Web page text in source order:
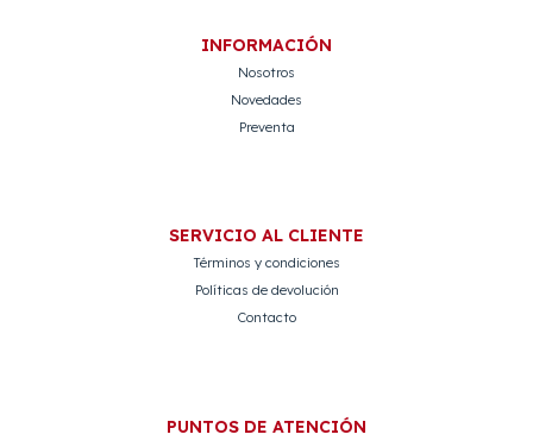
INFORMACIÓN
Nosotros
Novedades
Preventa
SERVICIO AL CLIENTE
Términos y condiciones
Políticas de devolución
Contacto
PUNTOS DE ATENCIÓN